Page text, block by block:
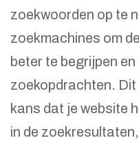
zoekwoorden op te
zoekmachines om
beter te begrijpen
zoekopdrachten.
kans dat je website
in de